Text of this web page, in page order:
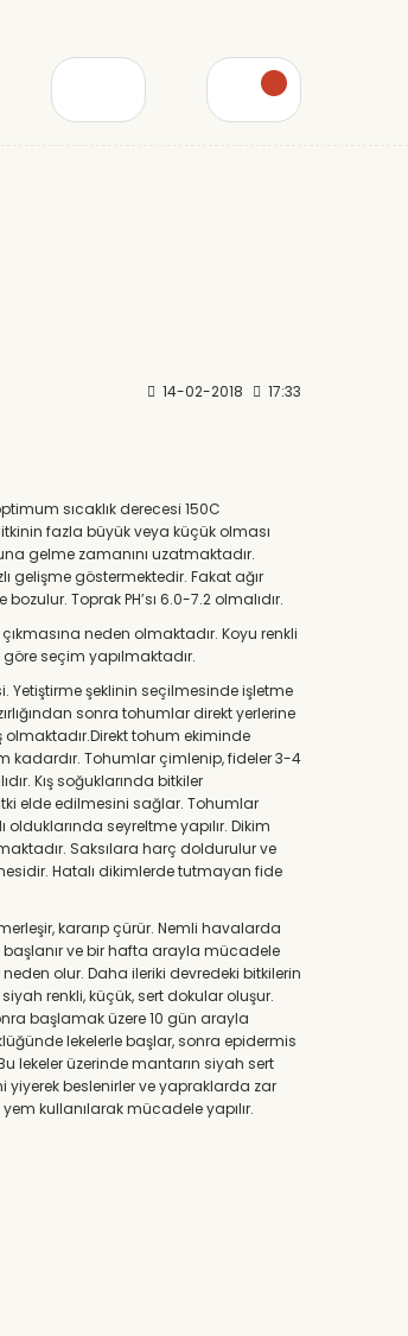
14-02-2018 17:33
sıcaklık derecesi 150C
fazla büyük veya küçük olması
gelme zamanını uzatmaktadır.
gelişme göstermektedir. Fakat ağır
Toprak PH’sı 6.0-7.2 olmalıdır.
neden olmaktadır. Koyu renkli
seçim yapılmaktadır.
Yetiştirme şeklinin seçilmesinde işletme
sonra tohumlar direkt yerlerine
tohum ekiminde
kadardır. Tohumlar çimlenip, fideler 3-4
Kış soğuklarında bitkiler
elde edilmesini sağlar. Tohumlar
seyreltme yapılır. Dikim
Saksılara harç doldurulur ve
Hatalı dikimlerde tutmayan fide
kararıp çürür. Nemli havalarda
başlanır ve bir hafta arayla mücadele
olur. Daha ileriki devredeki bitkilerin
renkli, küçük, sert dokular oluşur.
başlamak üzere 10 gün arayla
lekelerle başlar, sonra epidermis
lekeler üzerinde mantarın siyah sert
yiyerek beslenirler ve yapraklarda zar
kullanılarak mücadele yapılır.